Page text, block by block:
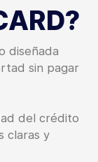
diseñada
sin pagar
del crédito
claras y